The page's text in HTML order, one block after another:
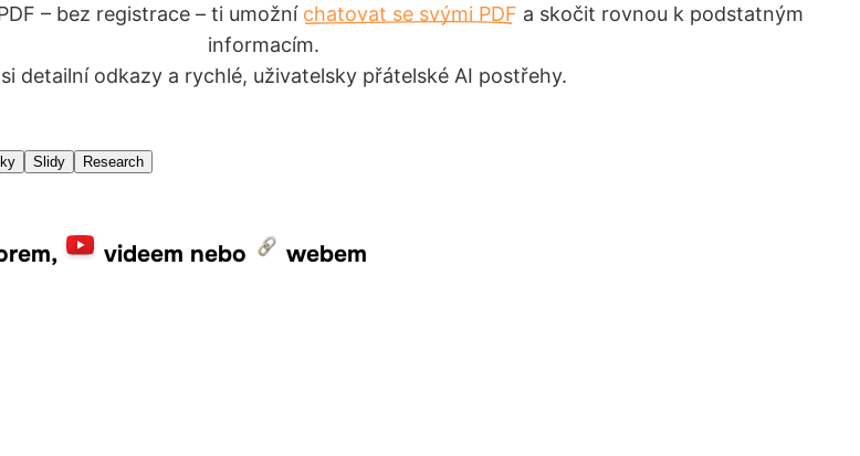
– bez registrace – ti umožní chatovat se svými PDF a skočit rovnou k podstatným
informacím.
detailní odkazy a rychlé, uživatelsky přátelské AI postřehy.
Slidy Research
videem nebo webem